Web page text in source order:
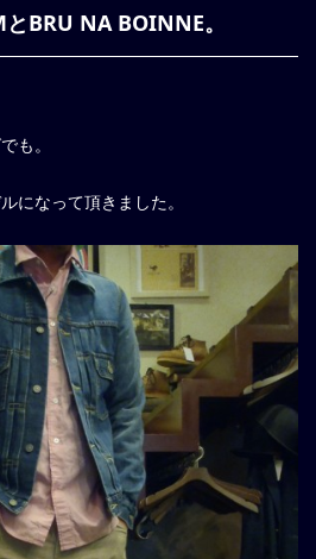
BRU NA BOINNE。
も。
になって頂きました。